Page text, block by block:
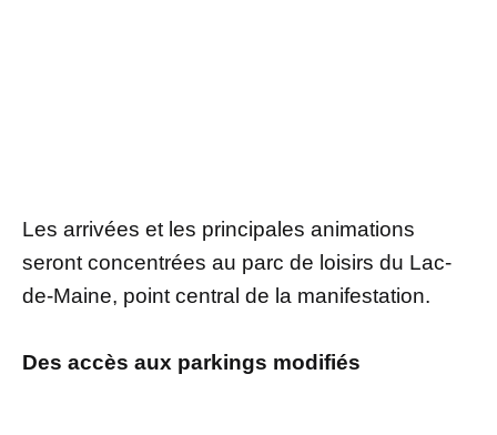
Les arrivées et les principales animations
seront concentrées au parc de loisirs du Lac-
de-Maine, point central de la manifestation.
Des accès aux parkings modifiés